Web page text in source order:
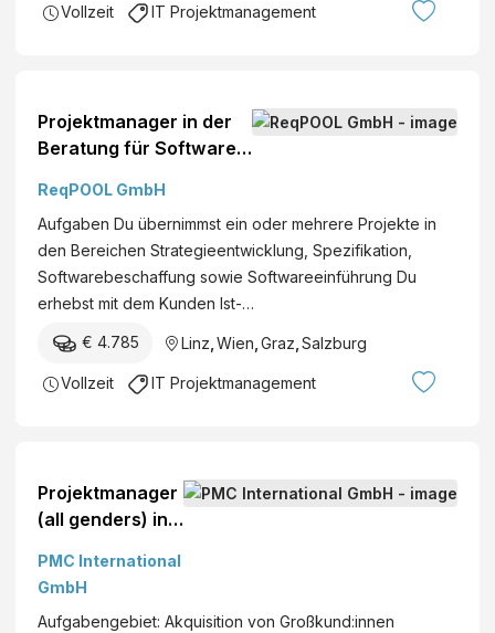
Vollzeit IT Projektmanagement
Projektmanager in der
Beratung für Software
Schwerpunkt ERP
(m/w/d)
ReqPOOL GmbH
Aufgaben Du übernimmst ein oder mehrere Projekte in
den Bereichen Strategieentwicklung, Spezifikation,
Softwarebeschaffung sowie Softwareeinführung Du
erhebst mit dem Kunden Ist-…
€ 4.785 Linz Wien Graz Salzburg
Vollzeit IT Projektmanagement
Projektmanager
(all genders) in
erfahren » Wien
20260236
PMC International
GmbH
Aufgabengebiet: Akquisition von Großkund:innen